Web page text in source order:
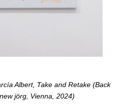
Albert, Take and Retake (Back
jörg, Vienna, 2024)